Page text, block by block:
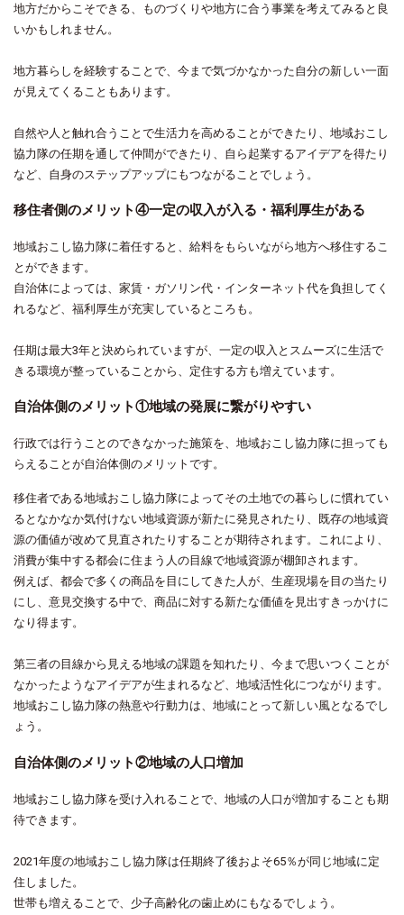
地方だからこそできる、ものづくりや地方に合う事業を考えてみると良
いかもしれません。
地方暮らしを経験することで、今まで気づかなかった自分の新しい一面
が見えてくることもあります。
自然や人と触れ合うことで生活力を高めることができたり、地域おこし
協力隊の任期を通して仲間ができたり、自ら起業するアイデアを得たり
など、自身のステップアップにもつながることでしょう。
移住者側のメリット④一定の収入が入る・福利厚生がある
地域おこし協力隊に着任すると、給料をもらいながら地方へ移住するこ
とができます。
自治体によっては、家賃・ガソリン代・インターネット代を負担してく
れるなど、福利厚生が充実しているところも。
任期は最大3年と決められていますが、一定の収入とスムーズに生活で
きる環境が整っていることから、定住する方も増えています。
自治体側のメリット①地域の発展に繋がりやすい
行政では行うことのできなかった施策を、地域おこし協力隊に担っても
らえることが自治体側のメリットです。
移住者である地域おこし協力隊によってその土地での暮らしに慣れてい
るとなかなか気付けない地域資源が新たに発見されたり、既存の地域資
源の価値が改めて見直されたりすることが期待されます。これにより、
消費が集中する都会に住まう人の目線で地域資源が棚卸されます。
例えば、都会で多くの商品を目にしてきた人が、生産現場を目の当たり
にし、意見交換する中で、商品に対する新たな価値を見出すきっかけに
なり得ます。
第三者の目線から見える地域の課題を知れたり、今まで思いつくことが
なかったようなアイデアが生まれるなど、地域活性化につながります。
地域おこし協力隊の熱意や行動力は、地域にとって新しい風となるでし
ょう。
自治体側のメリット②地域の人口増加
地域おこし協力隊を受け入れることで、地域の人口が増加することも期
待できます。
2021年度の地域おこし協力隊は任期終了後およそ65％が同じ地域に定
住しました。
世帯も増えることで、少子高齢化の歯止めにもなるでしょう。